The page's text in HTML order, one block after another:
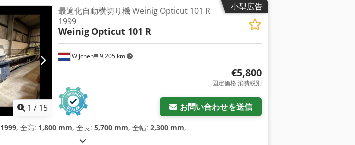
小型広告
1 / 15
Wijchen 9,205 km
最適化自動横切り機 Weinig Opticut 101 R
1999
Weinig Opticut 101 R
€5,800
固定価格 消費税別
お問い合わせを送信
1999, 全高: 1,800 mm, 全長: 5,700 mm, 全幅: 2,300 mm,